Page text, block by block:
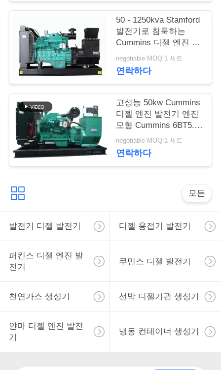
세
인
용
문
을
요
구
세
요
사
이
트
맵
PRIVACY
50 - 1250kva Stamford
발전기로 침묵하는
Cummins 디젤 엔진 발
전기 물 냉각
negotiable MOQ:1 세트
연락하다
고성능 50kw Cummins
디젤 엔진 발전기 엔진
모형 Cummins 6BT5.9-
negotiable MOQ:1 세트
연락하다
모든
발전기 디젤 발전기 디젤 용접기 발전기
퍼킨스 디젤 엔진 발
전기
쿠민스 디젤 발전기
천연가스 생성기 선박 디젤기관 생성기
얀마 디젤 엔진 발전
기
냉동 컨테이너 생성기